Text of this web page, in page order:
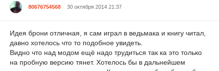
80676754568 30 октября 2014 21:37
Идея брони отличная, я сам играл в ведьмака и книгу читал,
давно хотелось что то подобное увидеть.
Видно что над модом ещё надо трудиться так ка это только
на пробную версию тянет. Хотелось бы в дальнейшем